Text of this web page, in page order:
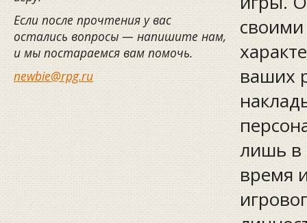
Если после прочтения у вас
остались вопросы — напишите нам,
и мы постараемся вам помочь.
newbie@rpg.ru
ваших
лишь в
время